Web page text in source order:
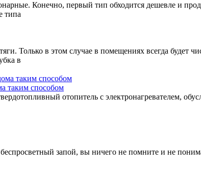
Конечно, первый тип обходится дешевле и
типа
Только в этом случае в помещениях всегда будет
в
таким способом
отопитель с электронагревателем,
запой, вы ничего не помните и не